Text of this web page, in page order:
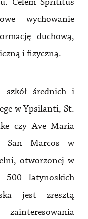
wychowanie
duchową,
i fizyczną.
szkół średnich i
w Ypsilanti, St.
czy Ave Maria
San Marcos w
otworzonej w
latynoskich
jest zresztą